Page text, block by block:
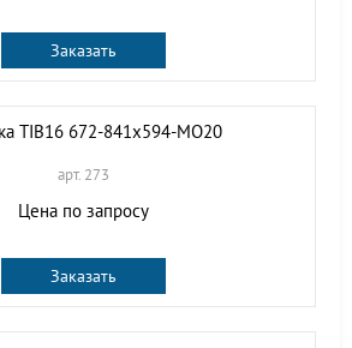
Заказать
TIB16 672-841х594-МО20
арт. 273
Цена по запросу
Заказать